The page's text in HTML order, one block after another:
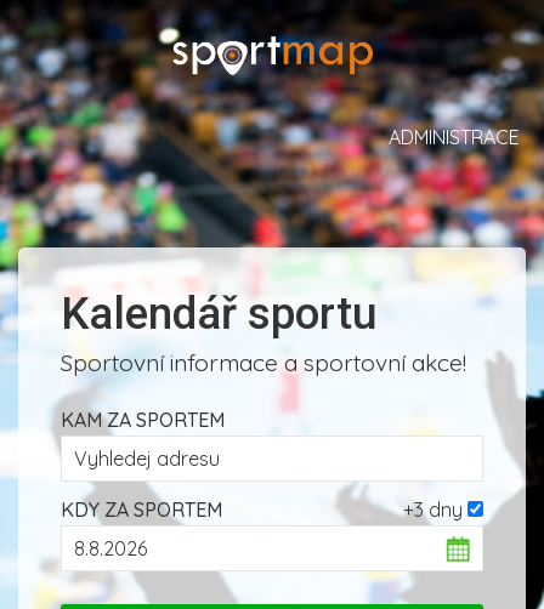
ADMINISTRACE
Kalendář sportu
Sportovní informace a sportovní akce!
KAM ZA SPORTEM
+3 dny
KDY ZA SPORTEM